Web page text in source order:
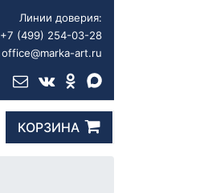
Линии доверия:
+7 (499) 254-03-28
office@marka-art.ru
КОРЗИНА